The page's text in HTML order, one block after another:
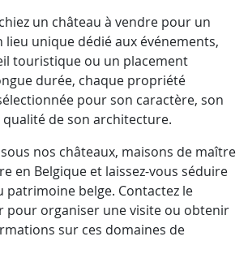
un château à vendre pour un
lieu unique dédié aux événements,
touristique ou un placement
durée, chaque propriété
pour son caractère, son
de son architecture.
nos châteaux, maisons de maître
en Belgique et laissez-vous séduire
patrimoine belge. Contactez le
pour organiser une visite ou obtenir
sur ces domaines de